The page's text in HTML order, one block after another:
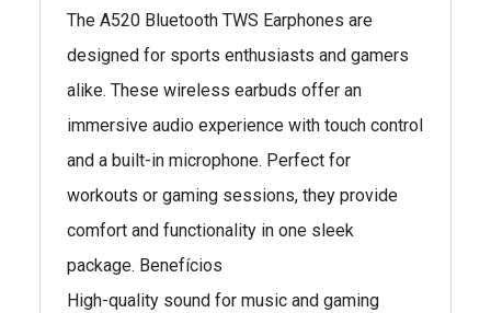
The A520 Bluetooth TWS Earphones are
designed for sports enthusiasts and gamers
alike. These wireless earbuds offer an
immersive audio experience with touch control
and a built-in microphone. Perfect for
workouts or gaming sessions, they provide
comfort and functionality in one sleek
package. Benefícios
High-quality sound for music and gaming